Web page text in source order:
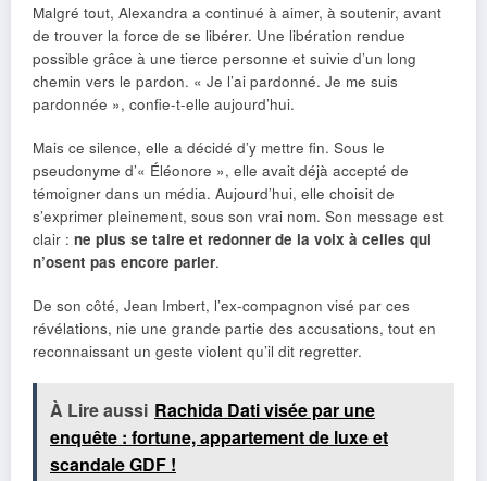
Malgré tout, Alexandra a continué à aimer, à soutenir, avant
de trouver la force de se libérer. Une libération rendue
possible grâce à une tierce personne et suivie d’un long
chemin vers le pardon. « Je l’ai pardonné. Je me suis
pardonnée », confie-t-elle aujourd’hui.
Mais ce silence, elle a décidé d’y mettre fin. Sous le
pseudonyme d’« Éléonore », elle avait déjà accepté de
témoigner dans un média. Aujourd’hui, elle choisit de
s’exprimer pleinement, sous son vrai nom. Son message est
clair : ne plus se taire et redonner de la voix à celles qui
n’osent pas encore parler.
De son côté, Jean Imbert, l’ex-compagnon visé par ces
révélations, nie une grande partie des accusations, tout en
reconnaissant un geste violent qu’il dit regretter.
À Lire aussi Rachida Dati visée par une
enquête : fortune, appartement de luxe et
scandale GDF !